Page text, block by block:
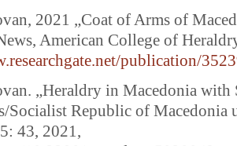
2021 „Coat of Arms of
American College of
publication/
„Heraldry in Macedonia with
Socialist Republic of Macedonia
43, 2021,